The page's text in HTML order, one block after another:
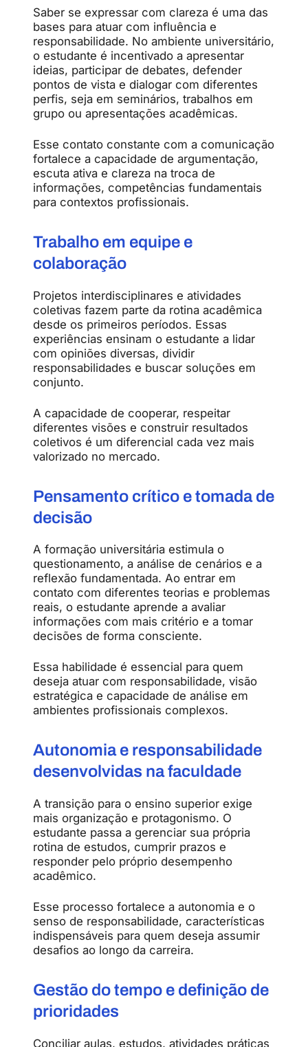
Saber se expressar com clareza é uma das
bases para atuar com influência e
responsabilidade. No ambiente universitário,
o estudante é incentivado a apresentar
ideias, participar de debates, defender
pontos de vista e dialogar com diferentes
perfis, seja em seminários, trabalhos em
grupo ou apresentações acadêmicas.
Esse contato constante com a comunicação
fortalece a capacidade de argumentação,
escuta ativa e clareza na troca de
informações, competências fundamentais
para contextos profissionais.
Trabalho em equipe e
colaboração
Projetos interdisciplinares e atividades
coletivas fazem parte da rotina acadêmica
desde os primeiros períodos. Essas
experiências ensinam o estudante a lidar
com opiniões diversas, dividir
responsabilidades e buscar soluções em
conjunto.
A capacidade de cooperar, respeitar
diferentes visões e construir resultados
coletivos é um diferencial cada vez mais
valorizado no mercado.
Pensamento crítico e tomada de
decisão
A formação universitária estimula o
questionamento, a análise de cenários e a
reflexão fundamentada. Ao entrar em
contato com diferentes teorias e problemas
reais, o estudante aprende a avaliar
informações com mais critério e a tomar
decisões de forma consciente.
Essa habilidade é essencial para quem
deseja atuar com responsabilidade, visão
estratégica e capacidade de análise em
ambientes profissionais complexos.
Autonomia e responsabilidade
desenvolvidas na faculdade
A transição para o ensino superior exige
mais organização e protagonismo. O
estudante passa a gerenciar sua própria
rotina de estudos, cumprir prazos e
responder pelo próprio desempenho
acadêmico.
Esse processo fortalece a autonomia e o
senso de responsabilidade, características
indispensáveis para quem deseja assumir
desafios ao longo da carreira.
Gestão do tempo e definição de
prioridades
Conciliar aulas, estudos, atividades práticas